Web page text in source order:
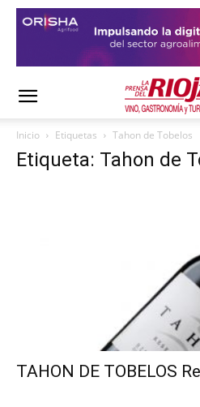
Inicio Etiquetas Tahon de Tobelos
Etiqueta: Tahon de
TAHON DE TOBELOS